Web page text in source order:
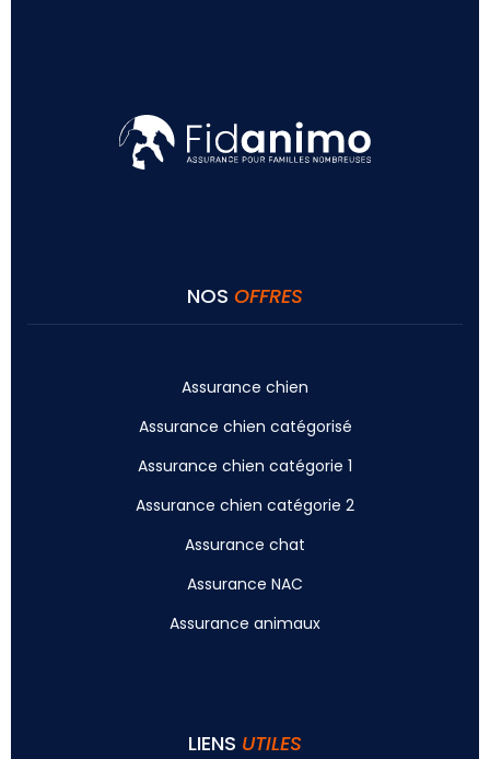
NOS OFFRES
Assurance chien
Assurance chien catégorisé
Assurance chien catégorie 1
Assurance chien catégorie 2
Assurance chat
Assurance NAC
Assurance animaux
LIENS UTILES